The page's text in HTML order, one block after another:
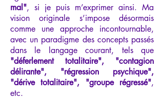
mal", si je puis m’exprimer ainsi. Ma
vision originale s’impose désormais
comme une approche incontournable,
avec un paradigme des concepts passés
dans le langage courant, tels que
"déferlement totalitaire", "contagion
délirante", "régression psychique",
"dérive totalitaire", "groupe régressé",
etc.